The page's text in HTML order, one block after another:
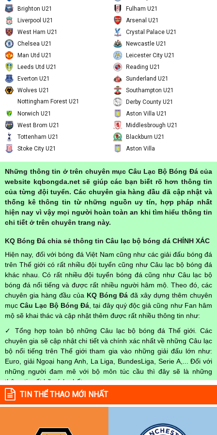
Plymouth Argyle
Oxford Utd
Portsmouth
Man City U21
Fulham U21
Liverpool U21
Arsenal U21
West Ham U21
Chelsea U21
Newcastle U21
Leicester City U21
Leeds Utd U21
Reading U21
Everton U21
Sunderland U21
Wolves U21
Southampton U21
Derby County U21
Norwich U21
Aston Villa U21
West Brom U21
Middlesbrough U21
Stoke City U21
Aston Villa
Những thông tin ở trên chuyên mục Câu Lạc Bộ Bóng Đá của
websitekqbongda.netsẽ giúp các bạn biết rõ hơn thông tin
của từng đội tuyển. Các chuyên gia hàng đầu đã cập nhật và
thống kê thông tin từ những nguồn uy tín, hợp pháp nhất
chi tiết ở trên chuyên trang này.
KQ Bóng Đá chia sẻ thông tin Câu lạc bộ bóng đá CHÍNH XÁC
Hiện nay, đối với bóng đá Việt Nam cũng như các giải đấu bóng đá
trên Thế giới có rất nhiều đội tuyển cũng như Câu lạc bộ bóng đá
khác nhau. Có rất nhiều đội tuyển bóng đá cũng như Câu lạc bộ
bóng đá nổi tiếng và được rất nhiều người hâm mộ. Theo đó, các
chuyên gia hàng đầu củaKQ Bóng Đá đã xây dựng thêm chuyên
mộ sẽ khai thác và cập nhật thêm được rất nhiều thông tin như:
✓ Tổng hợp toàn bộ những Câu lạc bộ bóng đá Thế giới. Các
chuyên gia sẽ cập nhật chi tiết và chính xác nhất về những Câu lạc
bộ nổi tiếng trên Thế giới tham gia vào những giải đấu lớn như:
Euro, giải Ngoại hạng Anh, La Liga, BundesLiga, Serie A,... Đối với
những người đam mê với bộ môn túc cầu thì đây sẽ là những
thông tin rất hữu ích nhất.
bạn hoàn toàn tìm được câu trả lời đối với thắc mắc mà mình quan